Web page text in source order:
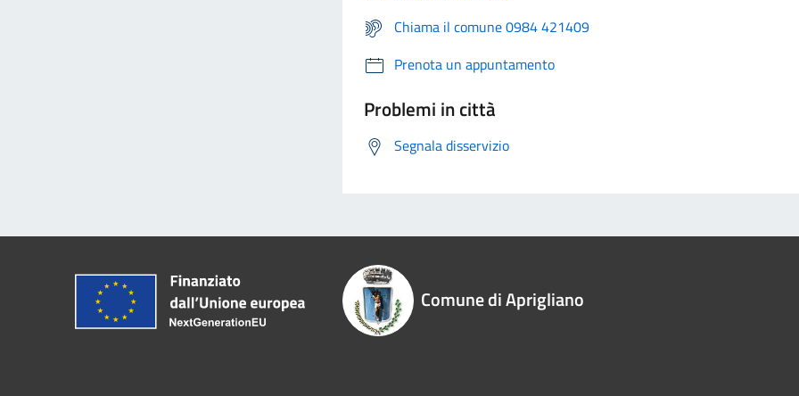
Chiama il comune 0984 421409
Prenota un appuntamento
Problemi in città
Segnala disservizio
Comune di Aprigliano